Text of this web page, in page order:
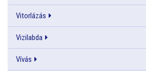
Vitorlázás
Vizilabda
Vívás